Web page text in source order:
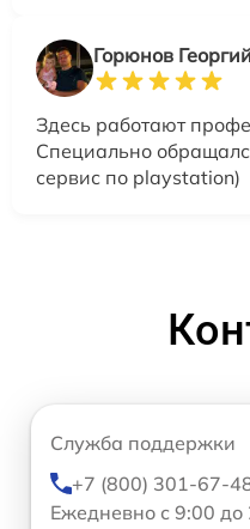
Горюнов Георгий
Здесь работают
Специально
сервис по playstation)
Служба поддержки
+7 (800) 301-67-
Ежедневно с 9:00 до